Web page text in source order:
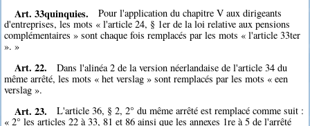
Art. 33quinquies.
Pour l'application du chapitre V aux dirigeants
d'entreprises, les mots « l'article 24, § 1er de la loi relative aux pensions
complémentaires » sont chaque fois remplacés par les mots « l'article 33ter
». »
Art. 22.
Dans l'alinéa 2 de la version néerlandaise de l'article 34 du
même arrêté, les mots « het verslag » sont remplacés par les mots « een
verslag ».
Art. 23.
L'article 36, § 2, 2° du même arrêté est remplacé comme suit :
« 2° les articles 22 à 33, 81 et 86 ainsi que les annexes 1re à 5 de l'arrêté